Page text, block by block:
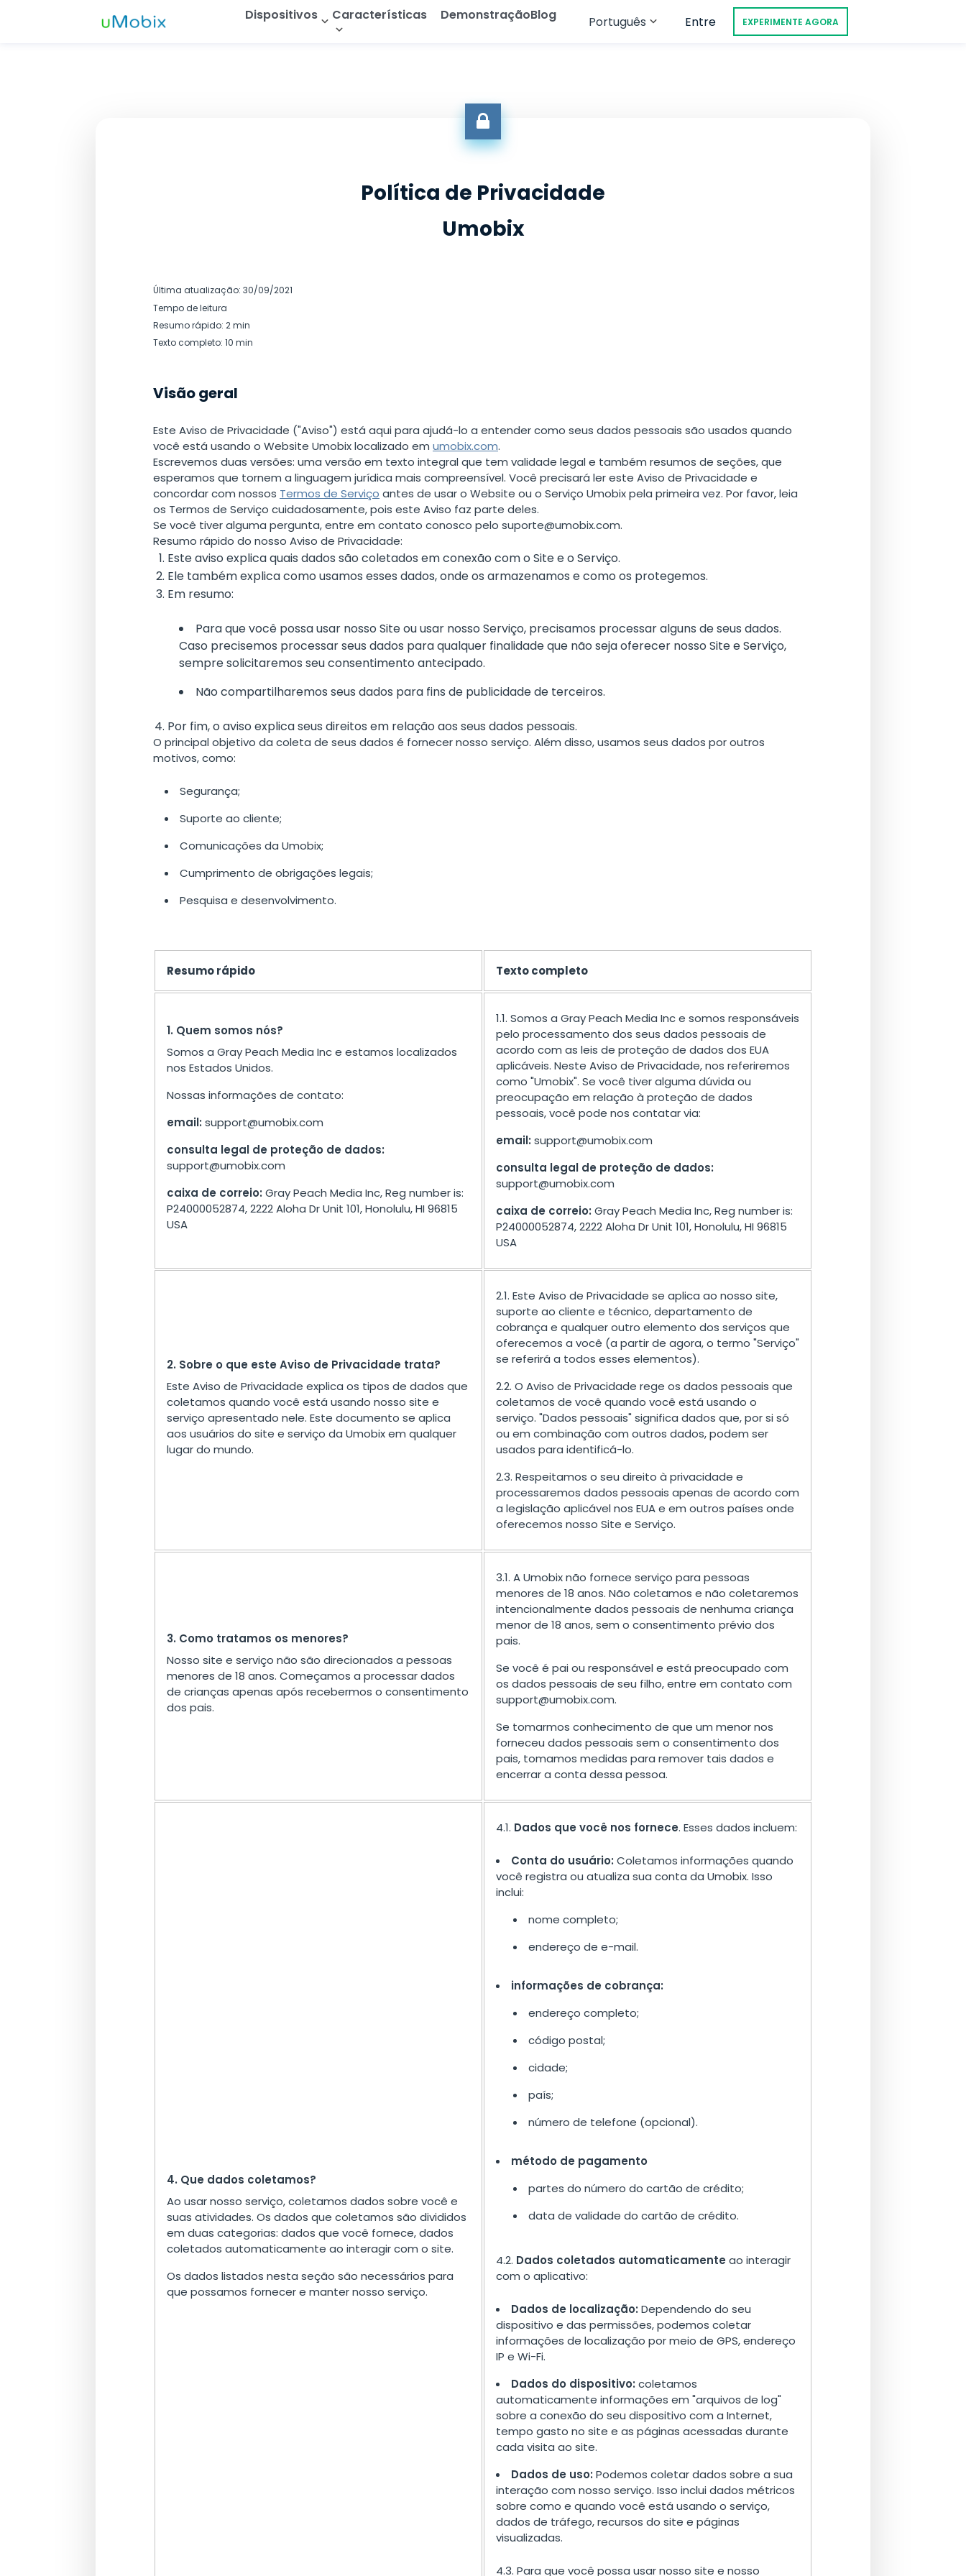
Dispositivos Características
Rastrear Galeria
Transmissão de Áudio
Rastrear Snapchat
Ver Histórico de Chamadas
All Features
DemonstraçãoBlog Português
Türkçe
Entre EXPERIMENTE AGORA
Política de Privacidade
Umobix
Última atualização: 30/09/2021
Tempo de leitura
Resumo rápido: 2 min
Texto completo: 10 min
Visão geral
Este Aviso de Privacidade ("Aviso") está aqui para ajudá-lo a entender como seus dados pessoais são usados quando
você está usando o Website Umobix localizado em umobix.com.
Escrevemos duas versões: uma versão em texto integral que tem validade legal e também resumos de seções, que
esperamos que tornem a linguagem jurídica mais compreensível. Você precisará ler este Aviso de Privacidade e
concordar com nossos Termos de Serviço antes de usar o Website ou o Serviço Umobix pela primeira vez. Por favor, leia
os Termos de Serviço cuidadosamente, pois este Aviso faz parte deles.
Se você tiver alguma pergunta, entre em contato conosco pelo suporte@umobix.com.
Resumo rápido do nosso Aviso de Privacidade:
Este aviso explica quais dados são coletados em conexão com o Site e o Serviço.
Ele também explica como usamos esses dados, onde os armazenamos e como os protegemos.
Em resumo:
Para que você possa usar nosso Site ou usar nosso Serviço, precisamos processar alguns de seus dados.
Caso precisemos processar seus dados para qualquer finalidade que não seja oferecer nosso Site e Serviço,
sempre solicitaremos seu consentimento antecipado.
Não compartilharemos seus dados para fins de publicidade de terceiros.
Por fim, o aviso explica seus direitos em relação aos seus dados pessoais.
O principal objetivo da coleta de seus dados é fornecer nosso serviço. Além disso, usamos seus dados por outros
motivos, como:
Segurança;
Suporte ao cliente;
Comunicações da Umobix;
Cumprimento de obrigações legais;
Pesquisa e desenvolvimento.
Resumo rápido Texto completo
1. Quem somos nós?
Somos a Gray Peach Media Inc e estamos localizados
nos Estados Unidos.
Nossas informações de contato:
email: support@umobix.com
consulta legal de proteção de dados:
support@umobix.com
caixa de correio: Gray Peach Media Inc, Reg number is:
P24000052874, 2222 Aloha Dr Unit 101, Honolulu, HI 96815
USA
1.1. Somos a Gray Peach Media Inc e somos responsáveis
pelo processamento dos seus dados pessoais de
acordo com as leis de proteção de dados dos EUA
aplicáveis. Neste Aviso de Privacidade, nos referiremos
como "Umobix". Se você tiver alguma dúvida ou
preocupação em relação à proteção de dados
pessoais, você pode nos contatar via:
email: support@umobix.com
consulta legal de proteção de dados:
support@umobix.com
caixa de correio: Gray Peach Media Inc, Reg number is:
P24000052874, 2222 Aloha Dr Unit 101, Honolulu, HI 96815
USA
2. Sobre o que este Aviso de Privacidade trata?
Este Aviso de Privacidade explica os tipos de dados que
coletamos quando você está usando nosso site e
serviço apresentado nele. Este documento se aplica
aos usuários do site e serviço da Umobix em qualquer
lugar do mundo.
2.1. Este Aviso de Privacidade se aplica ao nosso site,
suporte ao cliente e técnico, departamento de
cobrança e qualquer outro elemento dos serviços que
oferecemos a você (a partir de agora, o termo "Serviço"
se referirá a todos esses elementos).
2.2. O Aviso de Privacidade rege os dados pessoais que
coletamos de você quando você está usando o
serviço. "Dados pessoais" significa dados que, por si só
ou em combinação com outros dados, podem ser
usados para identificá-lo.
2.3. Respeitamos o seu direito à privacidade e
processaremos dados pessoais apenas de acordo com
a legislação aplicável nos EUA e em outros países onde
oferecemos nosso Site e Serviço.
3. Como tratamos os menores?
Nosso site e serviço não são direcionados a pessoas
menores de 18 anos. Começamos a processar dados
de crianças apenas após recebermos o consentimento
dos pais.
3.1. A Umobix não fornece serviço para pessoas
menores de 18 anos. Não coletamos e não coletaremos
intencionalmente dados pessoais de nenhuma criança
menor de 18 anos, sem o consentimento prévio dos
pais.
Se você é pai ou responsável e está preocupado com
os dados pessoais de seu filho, entre em contato com
support@umobix.com.
Se tomarmos conhecimento de que um menor nos
forneceu dados pessoais sem o consentimento dos
pais, tomamos medidas para remover tais dados e
encerrar a conta dessa pessoa.
4. Que dados coletamos?
Ao usar nosso serviço, coletamos dados sobre você e
suas atividades. Os dados que coletamos são divididos
em duas categorias: dados que você fornece, dados
coletados automaticamente ao interagir com o site.
Os dados listados nesta seção são necessários para
que possamos fornecer e manter nosso serviço.
4.1. Dados que você nos fornece. Esses dados incluem:
Conta do usuário: Coletamos informações quando
você registra ou atualiza sua conta da Umobix. Isso
inclui:
nome completo;
endereço de e-mail.
informações de cobrança:
endereço completo;
código postal;
cidade;
país;
número de telefone (opcional).
método de pagamento
partes do número do cartão de crédito;
data de validade do cartão de crédito.
4.2. Dados coletados automaticamente ao interagir
com o aplicativo:
Dados de localização: Dependendo do seu
dispositivo e das permissões, podemos coletar
informações de localização por meio de GPS, endereço
IP e Wi-Fi.
Dados do dispositivo: coletamos
automaticamente informações em "arquivos de log"
sobre a conexão do seu dispositivo com a Internet,
tempo gasto no site e as páginas acessadas durante
cada visita ao site.
Dados de uso: Podemos coletar dados sobre a sua
interação com nosso serviço. Isso inclui dados métricos
sobre como e quando você está usando o serviço,
dados de tráfego, recursos do site e páginas
visualizadas.
4.3. Para que você possa usar nosso site e nosso